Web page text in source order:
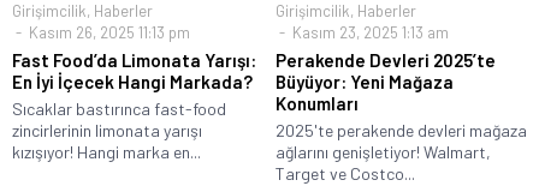
Girişimcilik, Haberler
Kasım 26, 2025 11:13 pm
Fast Food’da Limonata Yarışı:
En İyi İçecek Hangi Markada?
Sıcaklar bastırınca fast-food
zincirlerinin limonata yarışı
kızışıyor! Hangi marka en...
Girişimcilik, Haberler
Kasım 23, 2025 1:13 am
Perakende Devleri 2025’te
Büyüyor: Yeni Mağaza
Konumları
2025'te perakende devleri mağaza
ağlarını genişletiyor! Walmart,
Target ve Costco...